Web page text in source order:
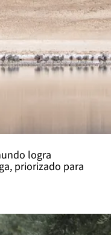
logra
priorizado para